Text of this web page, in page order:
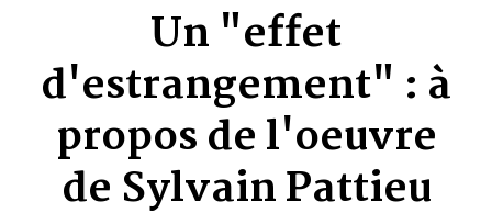
Un "effet
d'estrangement" : à
propos de l'oeuvre
de Sylvain Pattieu